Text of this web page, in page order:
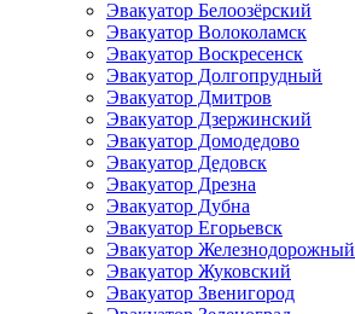
Эвакуатор Белоозёрский
Эвакуатор Волоколамск
Эвакуатор Воскресенск
Эвакуатор Долгопрудный
Эвакуатор Дмитров
Эвакуатор Дзержинский
Эвакуатор Домодедово
Эвакуатор Дедовск
Эвакуатор Дрезна
Эвакуатор Дубна
Эвакуатор Егорьевск
Эвакуатор Железнодорожный
Эвакуатор Жуковский
Эвакуатор Звенигород